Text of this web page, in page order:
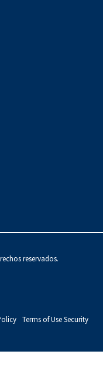
reservados.
Terms of Use Security